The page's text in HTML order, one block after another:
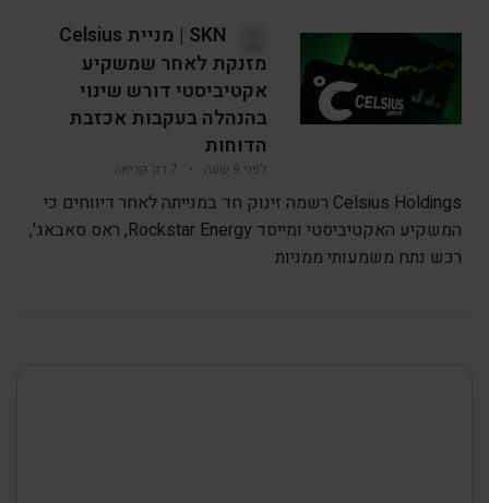
SKN | מניית Celsius
מזנקת לאחר שמשקיע
אקטיביסטי דורש שינוי
בהנהלה בעקבות אכזבת
הדוחות
לפני 9 שעה • 7 דק’ קריאה
Celsius Holdings רשמה זינוק חד במנייתה לאחר דיווחים כי
המשקיע האקטיביסטי ומייסד Rockstar Energy, ראס סאבאג',
רכש נתח משמעותי ממניות